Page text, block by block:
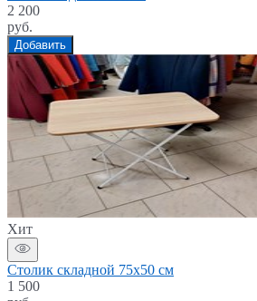
2 200
руб.
Добавить
Хит
Столик складной 75х50 см
1 500